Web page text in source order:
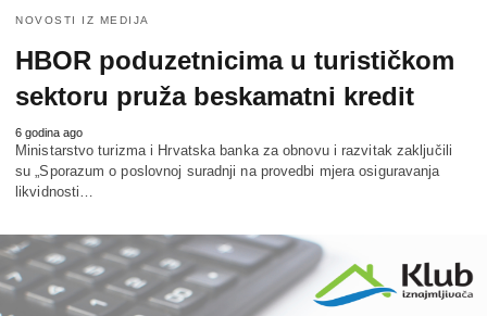
NOVOSTI IZ MEDIJA
HBOR poduzetnicima u turističkom
sektoru pruža beskamatni kredit
6 godina ago
Ministarstvo turizma i Hrvatska banka za obnovu i razvitak zaključili
su „Sporazum o poslovnoj suradnji na provedbi mjera osiguravanja
likvidnosti…